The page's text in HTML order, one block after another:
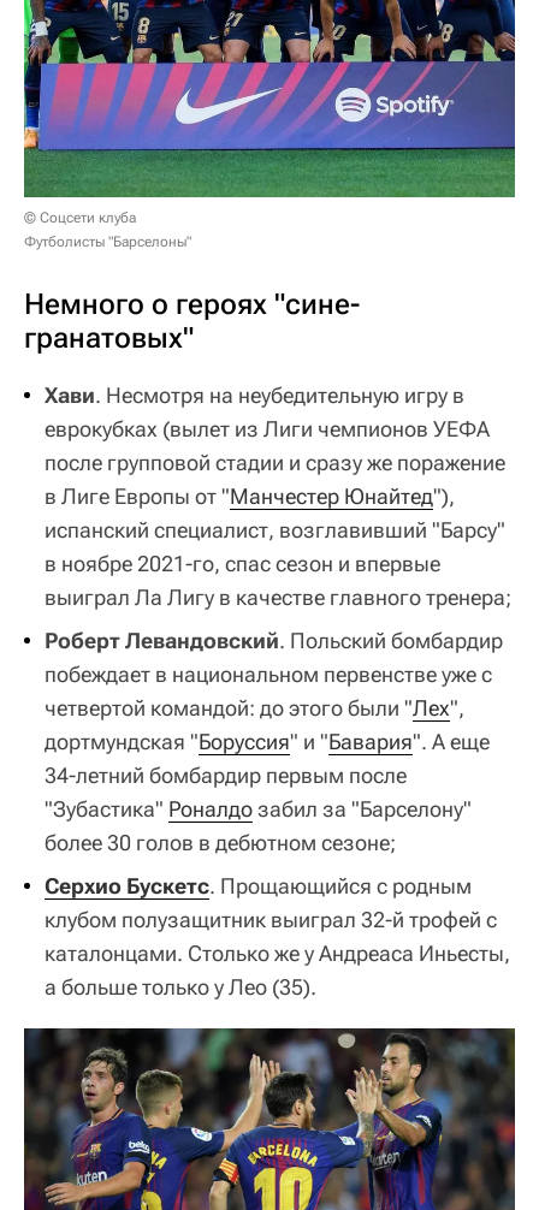
© Соцсети клуба
Футболисты "Барселоны"
Немного о героях "сине-
гранатовых"
Хави. Несмотря на неубедительную игру в
еврокубках (вылет из Лиги чемпионов УЕФА
после групповой стадии и сразу же поражение
в Лиге Европы от "Манчестер Юнайтед"),
испанский специалист, возглавивший "Барсу"
в ноябре 2021-го, спас сезон и впервые
выиграл Ла Лигу в качестве главного тренера;
Роберт Левандовский. Польский бомбардир
побеждает в национальном первенстве уже с
четвертой командой: до этого были "Лех",
дортмундская "Боруссия" и "Бавария". А еще
34-летний бомбардир первым после
"Зубастика" Роналдозабил за "Барселону"
более 30 голов в дебютном сезоне;
Серхио Бускетс. Прощающийся с родным
клубом полузащитник выиграл 32-й трофей с
каталонцами. Столько же у Андреаса Иньесты,
а больше только у Лео (35).